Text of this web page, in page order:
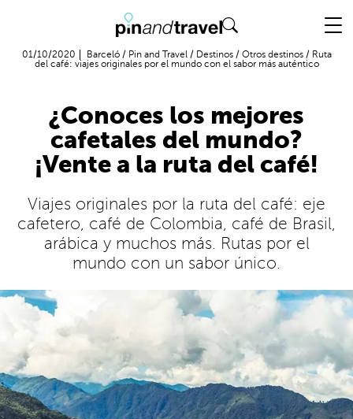
01/10/2020 Barceló / Pin and Travel / Destinos / Otros destinos / Ruta
del café: viajes originales por el mundo con el sabor más auténtico
¿Conoces los mejores
cafetales del mundo?
¡Vente a la ruta del café!
Viajes originales por la ruta del café: eje
cafetero, café de Colombia, café de Brasil,
arábica y muchos más. Rutas por el
mundo con un sabor único.